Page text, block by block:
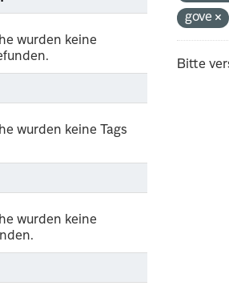
wurden keine
wurden keine Tags
wurden keine
gove
Bitte